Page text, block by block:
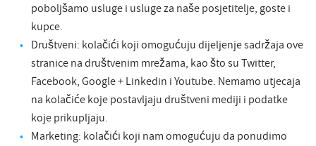
poboljšamo usluge i usluge za naše posjetitelje, goste i
kupce.
Društveni: kolačići koji omogućuju dijeljenje sadržaja ove
stranice na društvenim mrežama, kao što su Twitter,
Facebook, Google + Linkedin i Youtube. Nemamo utjecaja
na kolačiće koje postavljaju društveni mediji i podatke
koje prikupljaju.
Marketing: kolačići koji nam omogućuju da ponudimo